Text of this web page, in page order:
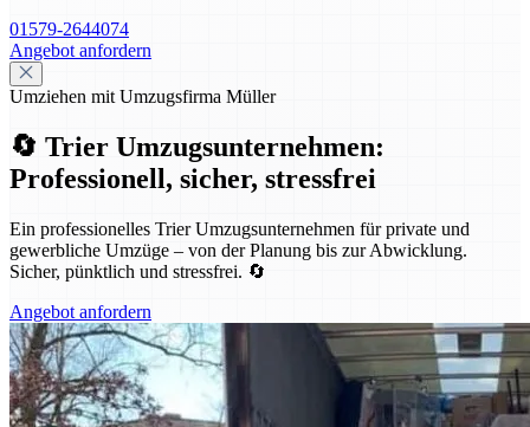
01579-2644074
Angebot anfordern
Umziehen mit Umzugsfirma Müller
🔄 Trier Umzugsunternehmen:
Professionell, sicher, stressfrei
Ein professionelles Trier Umzugsunternehmen für private und
gewerbliche Umzüge – von der Planung bis zur Abwicklung.
Sicher, pünktlich und stressfrei. 🔄
Angebot anfordern